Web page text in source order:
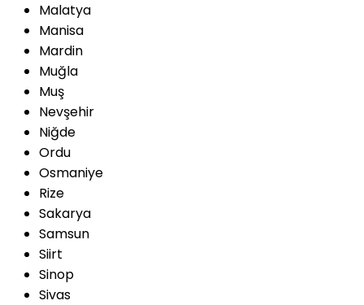
Malatya
Manisa
Mardin
Muğla
Muş
Nevşehir
Niğde
Ordu
Osmaniye
Rize
Sakarya
Samsun
Siirt
Sinop
Sivas